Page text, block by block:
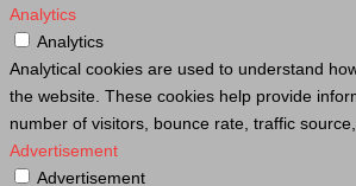
Analytics
Analytics
Analytical cookies are used to understand
the website. These cookies help provide
number of visitors, bounce rate, traffic source,
Advertisement
Advertisement